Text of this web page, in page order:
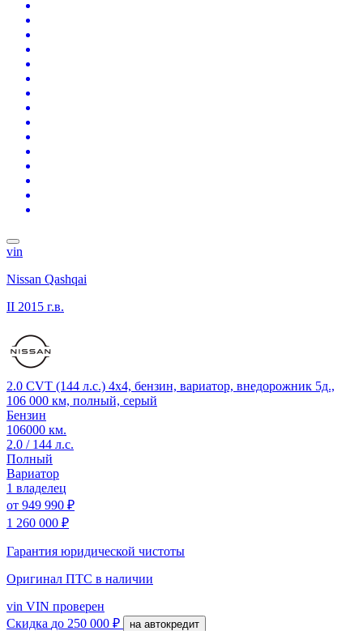
vin
Nissan Qashqai
II 2015 г.в.
2.0 CVT (144 л.с.) 4x4, бензин, вариатор, внедорожник 5д.,
106 000 км, полный, серый
Бензин
106000 км.
2.0 / 144 л.с.
Полный
Вариатор
1 владелец
от 949 990 ₽
1 260 000 ₽
Гарантия юридической чистоты
Оригинал ПТС в наличии
vin VIN проверен
Скидка до 250 000 ₽ на автокредит